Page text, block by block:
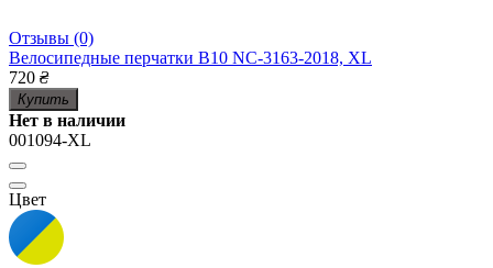
Отзывы (0)
Велосипедные перчатки B10 NC-3163-2018, XL
720 ₴
Купить
Нет в наличии
001094-XL
Цвет